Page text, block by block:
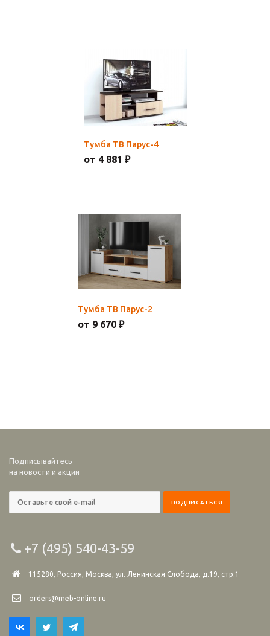
Тумба ТВ Парус-4
от 4 881 ₽
Тумба ТВ Парус-2
от 9 670 ₽
Подписывайтесь
на новости и акции
+7 (495) 540-43-59
115280, Россия, Москва, ул. Ленинская Слобода, д.19, стр.1
orders@meb-online.ru